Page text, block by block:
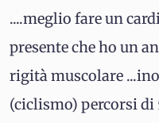
....meglio fare un
presente che ho un
rigità muscolare
(ciclismo) percorsi di